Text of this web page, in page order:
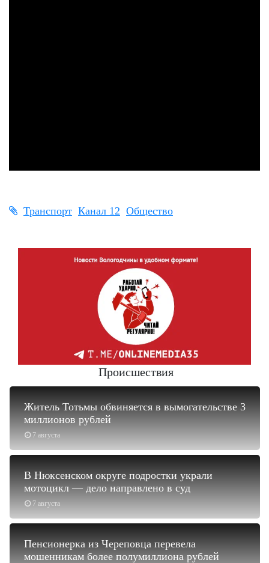
Транспорт Канал 12 Общество
Происшествия
7 августа
Житель Тотьмы обвиняется в вымогательстве 3
миллионов рублей
7 августа
В Нюксенском округе подростки украли
мотоцикл — дело направлено в суд
Пенсионерка из Череповца перевела
мошенникам более полумиллиона рублей